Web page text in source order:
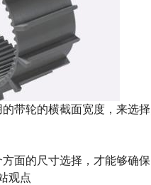
带轮的横截面宽度，来选
的尺寸选择，才能够确保
观点